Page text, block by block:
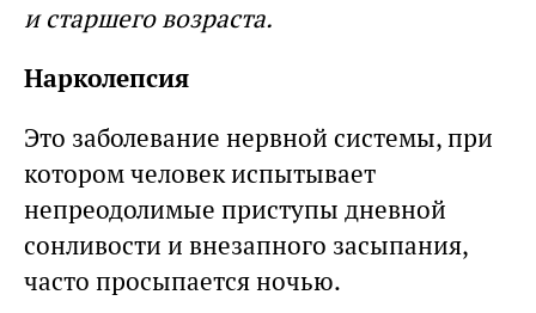
и старшего возраста.
Нарколепсия
Это заболевание нервной системы, при
котором человек испытывает
непреодолимые приступы дневной
сонливости и внезапного засыпания,
часто просыпается ночью.